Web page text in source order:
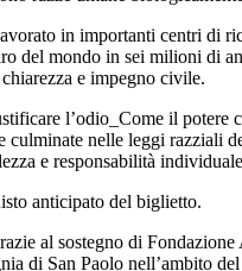
in importanti centri di
del mondo in sei milioni di
e impegno civile.
l’odio_Come il potere
nelle leggi razziali
e responsabilità
anticipato del biglietto.
al sostegno di
di San Paolo nell’ambito